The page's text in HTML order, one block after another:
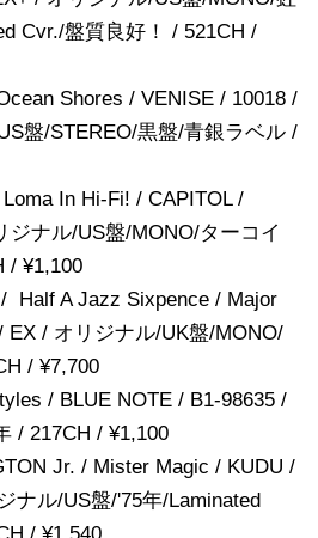
Cvr./盤質良好！ / 521CH /
Shores / VENISE / 10018 /
盤/STEREO/黒盤/青銀ラベル /
In Hi-Fi! / CAPITOL /
ジナル/US盤/MONO/ターコイ
/ ¥1,100
Half A Jazz Sixpence / Major
EX / オリジナル/UK盤/MONO/
/ ¥7,700
/ BLUE NOTE / B1-98635 /
/ 217CH / ¥1,100
Jr. / Mister Magic / KUDU /
ナル/US盤/'75年/Laminated
/ ¥1,540